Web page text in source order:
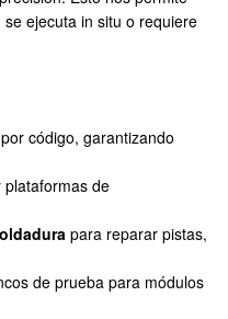
ejecuta in situ o requiere
código, garantizando
de
para reparar pistas,
de prueba para módulos